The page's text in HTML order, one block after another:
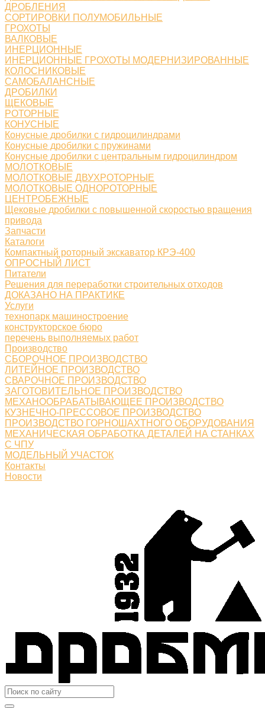
ДРОБЛЕНИЯ
СОРТИРОВКИ ПОЛУМОБИЛЬНЫЕ
ГРОХОТЫ
ВАЛКОВЫЕ
ИНЕРЦИОННЫЕ
ИНЕРЦИОННЫЕ ГРОХОТЫ МОДЕРНИЗИРОВАННЫЕ
КОЛОСНИКОВЫЕ
САМОБАЛАНСНЫЕ
ДРОБИЛКИ
ЩЕКОВЫЕ
РОТОРНЫЕ
КОНУСНЫЕ
Конусные дробилки с гидроцилиндрами
Конусные дробилки с пружинами
Конусные дробилки с центральным гидроцилиндром
МОЛОТКОВЫЕ
МОЛОТКОВЫЕ ДВУХРОТОРНЫЕ
МОЛОТКОВЫЕ ОДНОРОТОРНЫЕ
ЦЕНТРОБЕЖНЫЕ
Щековые дробилки с повышенной скоростью вращения
привода
Запчасти
Каталоги
Компактный роторный экскаватор КРЭ-400
ОПРОСНЫЙ ЛИСТ
Питатели
Решения для переработки строительных отходов
ДОКАЗАНО НА ПРАКТИКЕ
Услуги
технопарк машиностроение
конструкторское бюро
перечень выполняемых работ
Производство
СБОРОЧНОЕ ПРОИЗВОДСТВО
ЛИТЕЙНОЕ ПРОИЗВОДСТВО
СВАРОЧНОЕ ПРОИЗВОДСТВО
ЗАГОТОВИТЕЛЬНОЕ ПРОИЗВОДСТВО
МЕХАНООБРАБАТЫВАЮЩЕЕ ПРОИЗВОДСТВО
КУЗНЕЧНО-ПРЕССОВОЕ ПРОИЗВОДСТВО
ПРОИЗВОДСТВО ГОРНОШАХТНОГО ОБОРУДОВАНИЯ
МЕХАНИЧЕСКАЯ ОБРАБОТКА ДЕТАЛЕЙ НА СТАНКАХ
С ЧПУ
МОДЕЛЬНЫЙ УЧАСТОК
Контакты
Новости